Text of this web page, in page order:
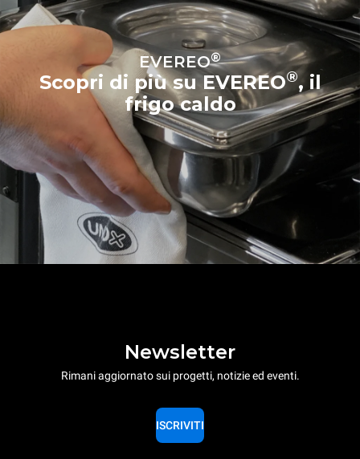
EVEREO®
Scopri di più su EVEREO®, il
frigo caldo
Newsletter
Rimani aggiornato sui progetti, notizie ed eventi.
ISCRIVITI